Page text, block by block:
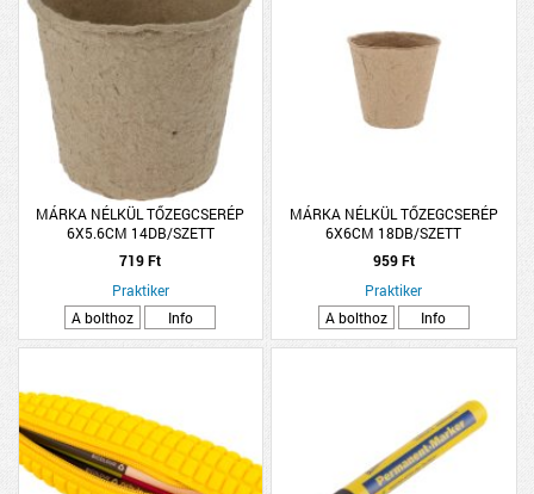
MÁRKA NÉLKÜL TŐZEGCSERÉP
6X5.6CM 14DB/SZETT
719 Ft
Praktiker
A bolthoz
Info
MÁRKA NÉLKÜL TŐZEGCSERÉP
6X6CM 18DB/SZETT
959 Ft
Praktiker
A bolthoz
Info